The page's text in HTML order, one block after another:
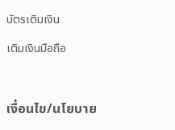
บัตรเติมเงิน
เติมเงินมือถือ
เงื่อนไข/นโยบาย